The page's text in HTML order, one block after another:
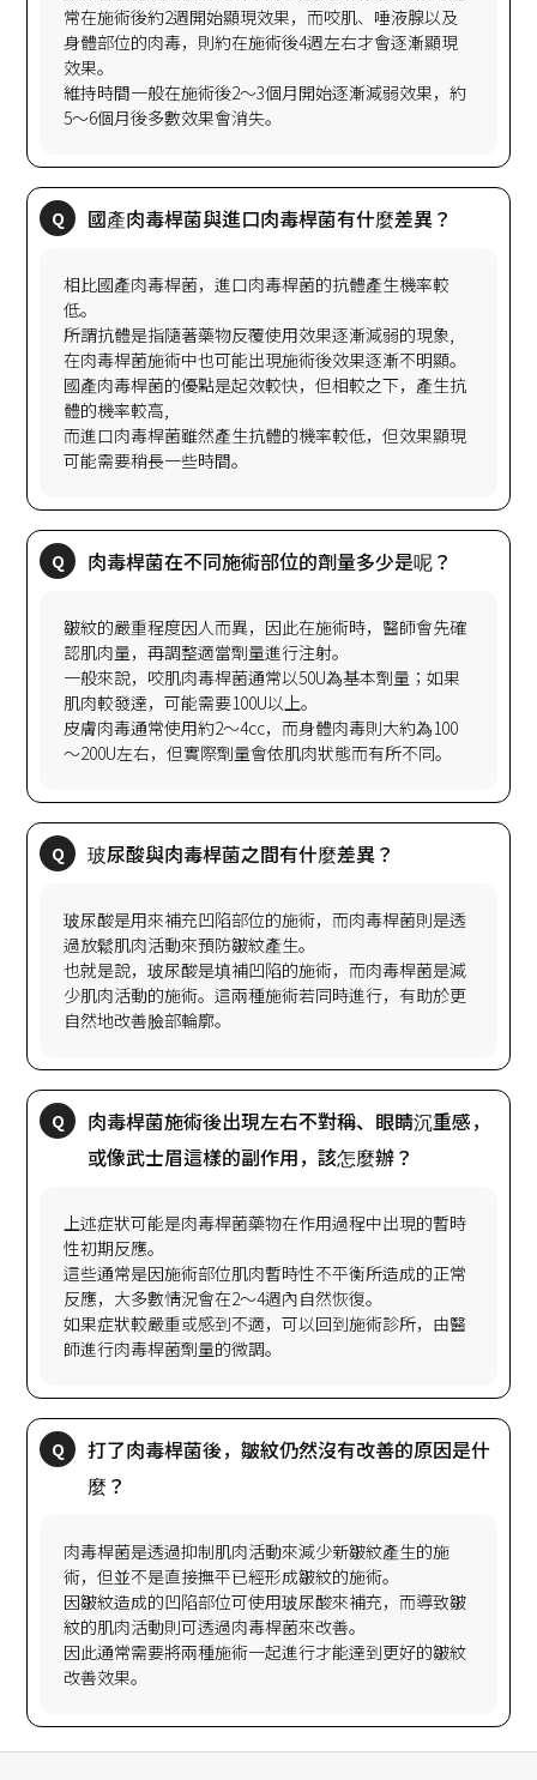
常在施術後約2週開始顯現效果，而咬肌、唾液腺以及
身體部位的肉毒，則約在施術後4週左右才會逐漸顯現
效果。
維持時間一般在施術後2～3個月開始逐漸減弱效果，約
相比國產肉毒桿菌，進口肉毒桿菌的抗體產生機率較
低。
所謂抗體是指隨著藥物反覆使用效果逐漸減弱的現象,
在肉毒桿菌施術中也可能出現施術後效果逐漸不明顯。
國產肉毒桿菌的優點是起效較快，但相較之下，產生抗
體的機率較高,
而進口肉毒桿菌雖然產生抗體的機率較低，但效果顯現
皺紋的嚴重程度因人而異，因此在施術時，醫師會先確
認肌肉量，再調整適當劑量進行注射。
一般來說，咬肌肉毒桿菌通常以50U為基本劑量；如果
肌肉較發達，可能需要100U以上。
皮膚肉毒通常使用約2～4cc，而身體肉毒則大約為100
玻尿酸是用來補充凹陷部位的施術，而肉毒桿菌則是透
過放鬆肌肉活動來預防皺紋產生。
也就是說，玻尿酸是填補凹陷的施術，而肉毒桿菌是減
少肌肉活動的施術。這兩種施術若同時進行，有助於更
肉毒桿菌施術後出現左右不對稱、眼睛沉重感，
上述症狀可能是肉毒桿菌藥物在作用過程中出現的暫時
性初期反應。
這些通常是因施術部位肌肉暫時性不平衡所造成的正常
反應，大多數情況會在2～4週內自然恢復。
如果症狀較嚴重或感到不適，可以回到施術診所，由醫
打了肉毒桿菌後，皺紋仍然沒有改善的原因是什
肉毒桿菌是透過抑制肌肉活動來減少新皺紋產生的施
術，但並不是直接撫平已經形成皺紋的施術。
因皺紋造成的凹陷部位可使用玻尿酸來補充，而導致皺
紋的肌肉活動則可透過肉毒桿菌來改善。
因此通常需要將兩種施術一起進行才能達到更好的皺紋